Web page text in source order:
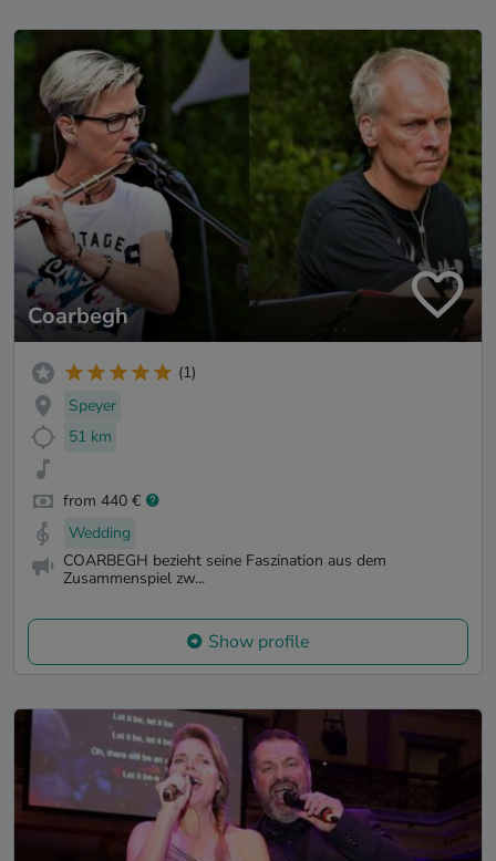
Coarbegh
(1)
Speyer
51 km
from 440 €
Wedding
COARBEGH bezieht seine Faszination aus dem
Zusammenspiel zw...
Show profile